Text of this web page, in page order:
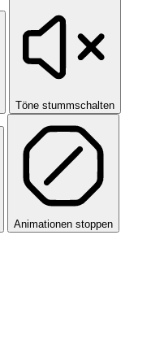
Töne stummschalten
Animationen stoppen